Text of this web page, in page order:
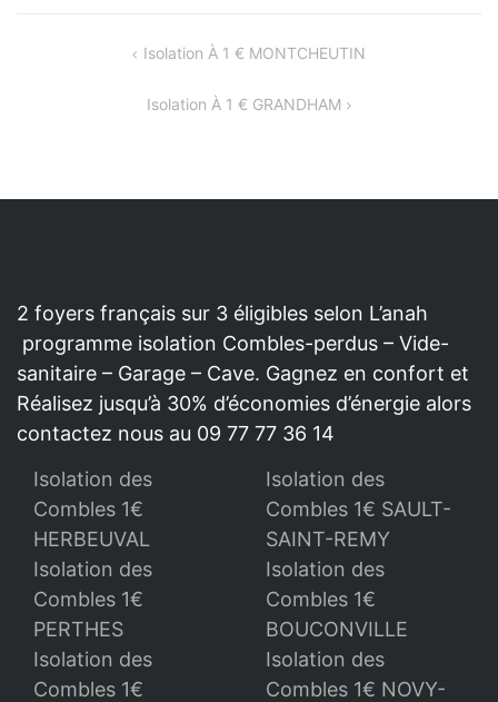
NAVIGATIONIsolation À 1 € MONTCHEUTIN
Isolation À 1 € GRANDHAM
2 foyers français sur 3 éligibles selon L’anah
programme isolation Combles-perdus – Vide-
sanitaire – Garage – Cave. Gagnez en confort et
Réalisez jusqu’à 30% d’économies d’énergie alors
contactez nous au 09 77 77 36 14
Isolation des
Combles 1€
HERBEUVAL
Isolation des
Combles 1€ SAULT-
SAINT-REMY
Isolation des
Combles 1€
PERTHES
Isolation des
Combles 1€
BOUCONVILLE
Isolation des
Combles 1€
Isolation des
Combles 1€ NOVY-